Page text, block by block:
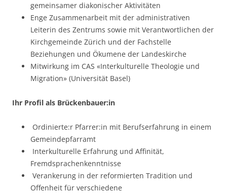
gemeinsamer diakonischer Aktivitäten
Enge Zusammenarbeit mit der administrativen
Leiterin des Zentrums sowie mit Verantwortlichen der
Kirchgemeinde Zürich und der Fachstelle
Beziehungen und Ökumene der Landeskirche
Mitwirkung im CAS «Interkulturelle Theologie und
Migration» (Universität Basel)
Ihr Profil als Brückenbauer:in
Ordinierte:r Pfarrer:in mit Berufserfahrung in einem
Gemeindepfarramt
Interkulturelle Erfahrung und Affinität,
Fremdsprachenkenntnisse
Verankerung in der reformierten Tradition und
Offenheit für verschiedene